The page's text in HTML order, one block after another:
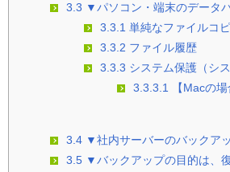
3.3 ▼パソコン・端末のデータ
3.3.1 単純なファイルコ
3.3.2 ファイル履歴
3.3.3 システム保護（シ
3.3.3.1
【Macの場
3.4 ▼社内サーバーのバックア
3.5 ▼バックアップの目的は、